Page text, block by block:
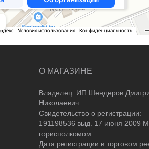
О МАГАЗИНЕ
Владелец: ИП Шендеров
Николаевич
Свидетельство о регистрации:
191198536 выд. 17 июня 2009
горисполкомом
Дата регистрации в торговом